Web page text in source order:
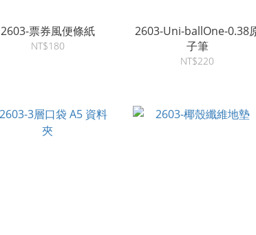
2603-票券風便條紙
NT$180
2603-Uni-ballOne-0.38
子筆
NT$220